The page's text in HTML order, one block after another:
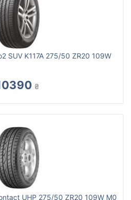
SUV K117A 275/50 ZR20 109W
₴
UHP 275/50 ZR20 109W M0